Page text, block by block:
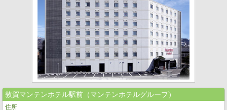
敦賀マンテンホテル駅前（マンテンホテルグループ）
住所